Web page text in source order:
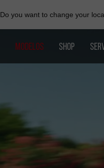
Do you want to change your
MODELOS SHOP